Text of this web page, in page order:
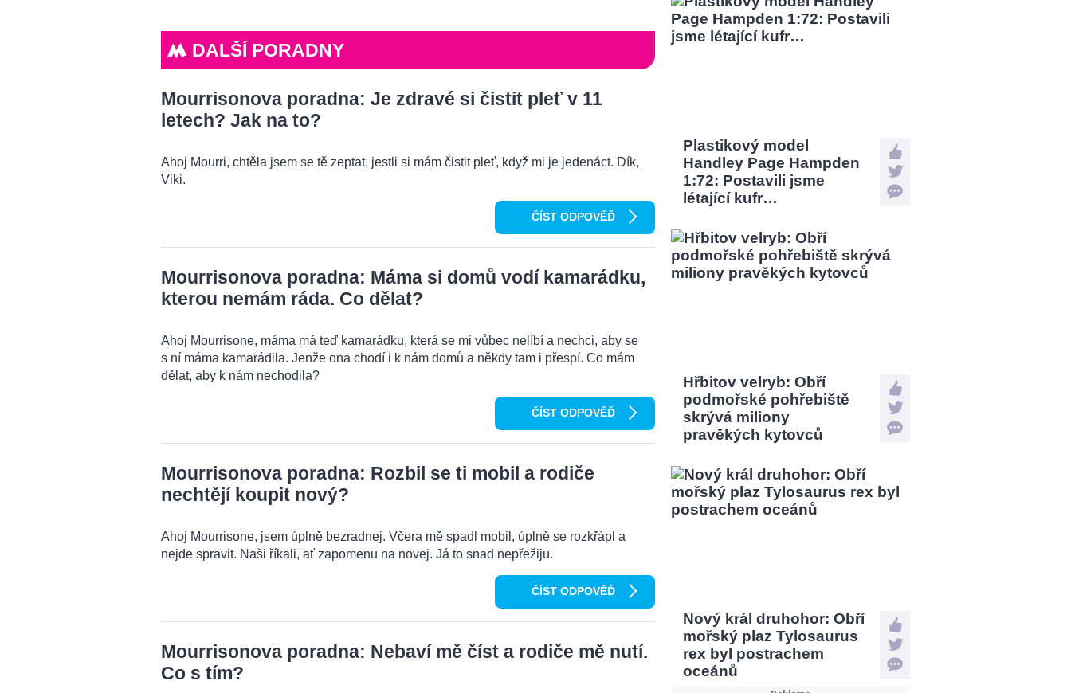
DALŠÍ PORADNY
Mourrisonova poradna: Je zdravé si čistit pleť v 11
letech? Jak na to?
Ahoj Mourri, chtěla jsem se tě zeptat, jestli si mám čistit pleť, když mi je jedenáct. Dík,
Viki.
ČÍST ODPOVĚĎ
Mourrisonova poradna: Máma si domů vodí kamarádku,
kterou nemám ráda. Co dělat?
Ahoj Mourrisone, máma má teď kamarádku, která se mi vůbec nelíbí a nechci, aby se
s ní máma kamarádila. Jenže ona chodí i k nám domů a někdy tam i přespí. Co mám
dělat, aby k nám nechodila?
ČÍST ODPOVĚĎ
Mourrisonova poradna: Rozbil se ti mobil a rodiče
nechtějí koupit nový?
Ahoj Mourrisone, jsem úplně bezradnej. Včera mě spadl mobil, úplně se rozkřápl a
nejde spravit. Naši říkali, ať zapomenu na novej. Já to snad nepřežiju.
ČÍST ODPOVĚĎ
Mourrisonova poradna: Nebaví mě číst a rodiče mě nutí.
Co s tím?
Plastikový model
Handley Page Hampden
1:72: Postavili jsme
létající kufr…
Hřbitov velryb: Obří
podmořské pohřebiště
skrývá miliony
pravěkých kytovců
Nový král druhohor: Obří
mořský plaz Tylosaurus
rex byl postrachem
oceánů